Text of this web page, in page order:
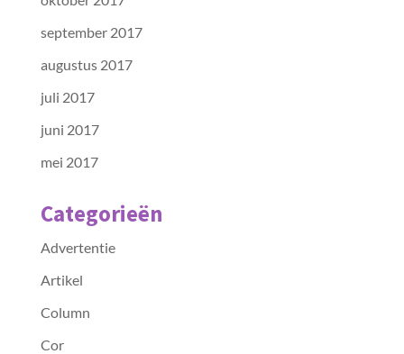
september 2017
augustus 2017
juli 2017
juni 2017
mei 2017
Categorieën
Advertentie
Artikel
Column
Cor